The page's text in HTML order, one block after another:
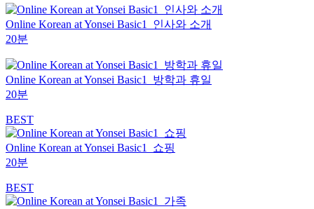
Online Korean at Yonsei Basic1_인사와 소개
20분
Online Korean at Yonsei Basic1_방학과 휴일
20분
BEST
Online Korean at Yonsei Basic1_쇼핑
20분
BEST